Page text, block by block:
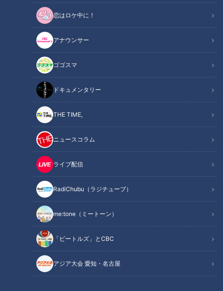
恋はロケ中に！
アナウンサー
ゴゴスマ
ドキュメンタリー
THE TIME,
ニュースコラム
ライブ配信
RadiChubu（ラジチューブ）
me:tone（ミートーン）
「ビートルズ」とCBC
アジア大会 愛知・名古屋
この記事を見たあなたへのおすすめ
「認知症」進行を抑えられる病
気に？…認知症治療も新たな時
代！早期発見のポイント【医学
博士 小野賢二郎】
「些細なことで怒る」認知症一
歩手前かも？…「認知症グレー
ゾーン」から回復する方法
「包丁の柄」から“食中毒”…人気